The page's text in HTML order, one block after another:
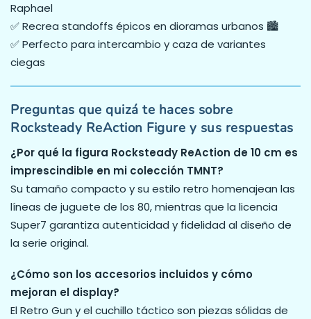
Raphael
✅ Recrea standoffs épicos en dioramas urbanos 🏙️
✅ Perfecto para intercambio y caza de variantes
ciegas
Preguntas que quizá te haces sobre
Rocksteady ReAction Figure y sus respuestas
¿Por qué la figura Rocksteady ReAction de 10 cm es
imprescindible en mi colección TMNT?
Su tamaño compacto y su estilo retro homenajean las
líneas de juguete de los 80, mientras que la licencia
Super7 garantiza autenticidad y fidelidad al diseño de
la serie original.
¿Cómo son los accesorios incluidos y cómo
mejoran el display?
El Retro Gun y el cuchillo táctico son piezas sólidas de